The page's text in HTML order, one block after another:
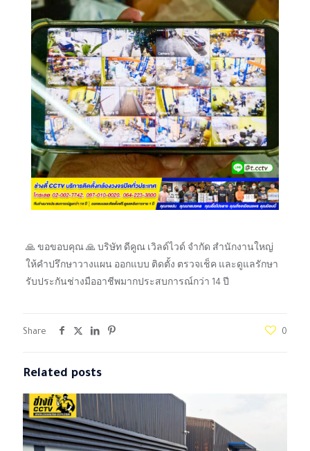
🙏 ขอขอบคุณ 🙏 บริษัท ดีคูณ เวิลด์ไวด์ จำกัด สำนักงานใหญ่
ให้คำปรึกษาวางแผน ออกแบบ ติดตั้ง ตรวจเช็ค และดูแลรักษา
รับประกันช่างมืออาชีพมากประสบการณ์กว่า 14 ปี
Share 0
Related posts